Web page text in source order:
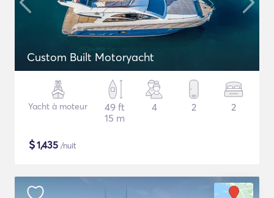
Custom Built Motoryacht
Yacht à moteur
49 ft
15 m
4 2 2
$1,435 /nuit